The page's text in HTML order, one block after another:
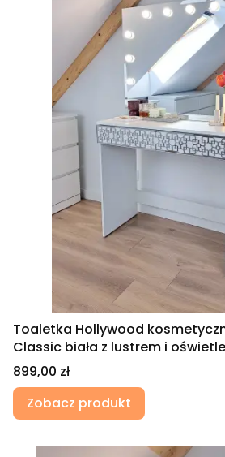
Toaletka Hollywood
Classic biała z lustrem i
Cena
899,00 zł
Zobacz produkt